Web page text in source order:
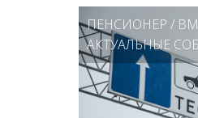
ПЕНСИОНЕР /
АКТУАЛЬНЫЕ